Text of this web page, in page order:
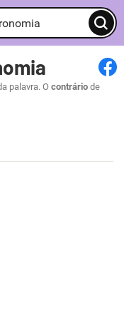
palavra. O contrário de